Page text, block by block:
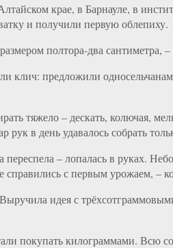
крае, в Барнауле, в
и получили первую облепиху.
полтора-два сантиметра,
клич: предложили
тяжело – дескать, колючая,
в день удавалось собрать
– лопалась в руках.
с первым урожаем, –
идея с
покупать килограммами. Всю